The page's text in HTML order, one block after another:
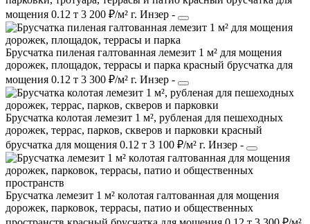
мощения 0.12 т 3 200 ₽/м² г. Инзер -
Брусчатка пиленая галтованная лемезит 1 м² для мощения
дорожек, площадок, террасы и парка красный брусчатка для
мощения 0.12 т 3 300 ₽/м² г. Инзер -
Брусчатка колотая лемезит 1 м², рубленая для пешеходных
дорожек, террас, парков, скверов и парковки красный
брусчатка для мощения 0.12 т 3 100 ₽/м² г. Инзер -
Брусчатка лемезит 1 м² колотая галтованная для мощения
дорожек, парковок, террасы, патио и общественных